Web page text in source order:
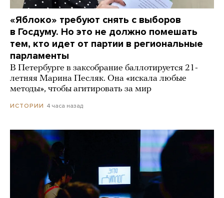
«Яблоко» требуют снять с выборов
в Госдуму. Но это не должно помешать
тем, кто идет от партии в региональные
парламенты
В Петербурге в заксобрание баллотируется 21-
летняя Марина Песляк. Она «искала любые
методы», чтобы агитировать за мир
ИСТОРИИ 4 часа назад